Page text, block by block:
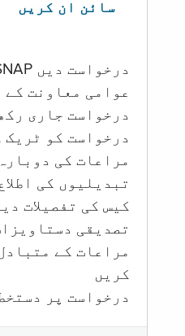
سائن ان کریں
درخواست دیں SNAP
عوامی معاونت کے
درخواست جاری
درخواست کو ٹریک
مراعات کی
تبدیلیوں کی
کیس کی تفصیلات
تصدیقی
مراعات کے
کریں
درخواست پر